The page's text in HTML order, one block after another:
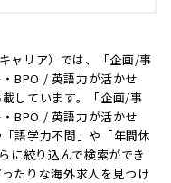
ャリア）では、「企画/事
BPO / 英語力が活かせ
しています。「企画/事
BPO / 英語力が活かせ
語学力不問」や「年間休
に絞り込んで検索ができ
たりな海外求人を見つけ